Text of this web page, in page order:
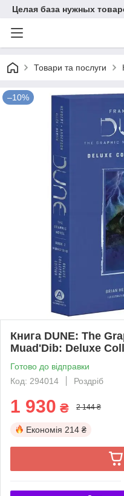
Целая база нужных
Товари та послуги
–10%
Книга DUNE: The
Muad'Dib: Deluxe
Готово до відправки
Код: 294014
Роздріб
1 930 ₴ 2 144 ₴
Економія 214 ₴